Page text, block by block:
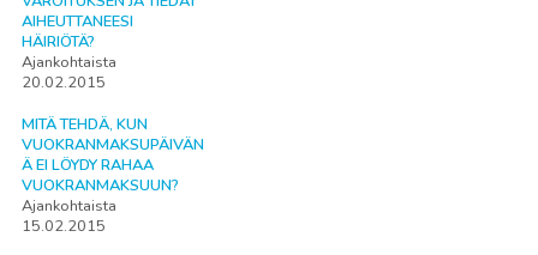
AIHEUTTANEESI
HÄIRIÖTÄ?
Ajankohtaista
20.02.2015
MITÄ TEHDÄ, KUN
VUOKRANMAKSUPÄIVÄN
Ä EI LÖYDY RAHAA
VUOKRANMAKSUUN?
Ajankohtaista
15.02.2015